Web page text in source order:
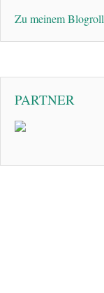
Zu meinem Blogroll
PARTNER